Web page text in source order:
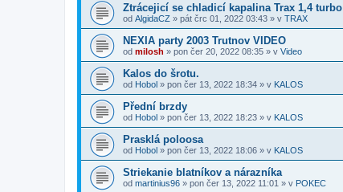
Ztrácejicí se chladicí kapalina Trax 1,4 turbo
od AlgidaCZ » pát črc 01, 2022 03:43 » v TRAX
NEXIA party 2003 Trutnov VIDEO
od milosh » pon čer 20, 2022 08:35 » v Video
Kalos do šrotu.
od Hobol » pon čer 13, 2022 18:34 » v KALOS
Přední brzdy
od Hobol » pon čer 13, 2022 18:23 » v KALOS
Prasklá poloosa
od Hobol » pon čer 13, 2022 18:06 » v KALOS
Striekanie blatníkov a nárazníka
od martinius96 » pon čer 13, 2022 11:01 » v POKEC